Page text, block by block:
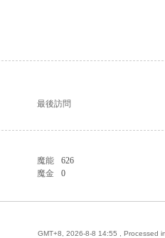
最後訪問
魔能
626
魔金 0
GMT+8, 2026-8-8 14:55 , Processed